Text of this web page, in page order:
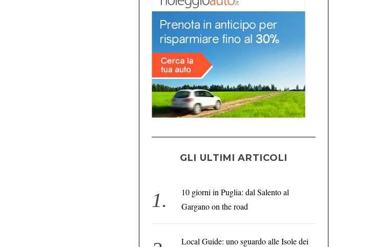
GLI ULTIMI ARTICOLI
10 giorni in Puglia: dal Salento al
Gargano on the road
Local Guide: uno sguardo alle Isole dei